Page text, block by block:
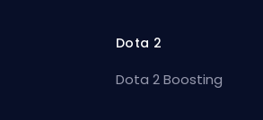
Dota 2
Dota 2 Boosting